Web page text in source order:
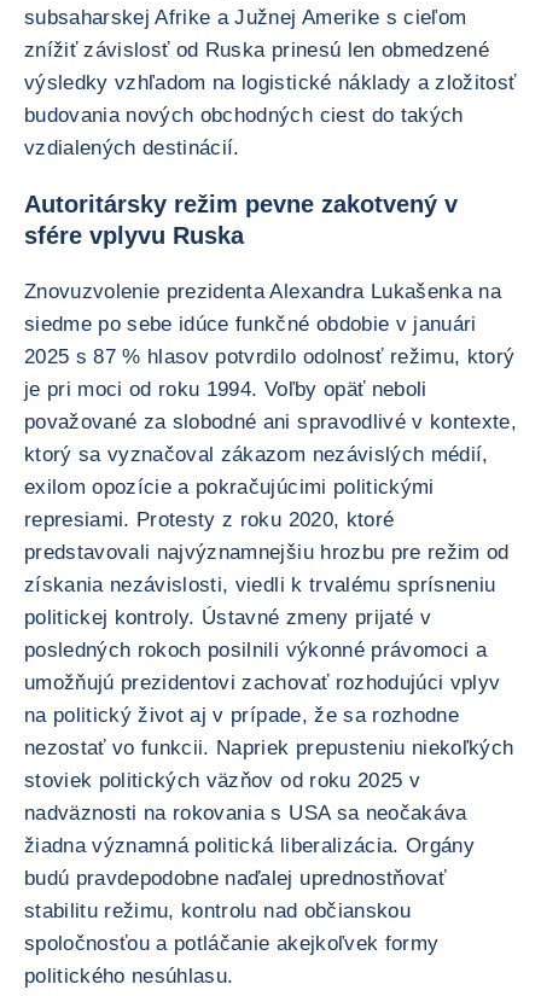
subsaharskej Afrike a Južnej Amerike s cieľom
znížiť závislosť od Ruska prinesú len obmedzené
výsledky vzhľadom na logistické náklady a zložitosť
budovania nových obchodných ciest do takých
vzdialených destinácií.
Autoritársky režim pevne zakotvený v
sfére vplyvu Ruska
Znovuzvolenie prezidenta Alexandra Lukašenka na
siedme po sebe idúce funkčné obdobie v januári
2025 s 87 % hlasov potvrdilo odolnosť režimu, ktorý
je pri moci od roku 1994. Voľby opäť neboli
považované za slobodné ani spravodlivé v kontexte,
ktorý sa vyznačoval zákazom nezávislých médií,
exilom opozície a pokračujúcimi politickými
represiami. Protesty z roku 2020, ktoré
predstavovali najvýznamnejšiu hrozbu pre režim od
získania nezávislosti, viedli k trvalému sprísneniu
politickej kontroly. Ústavné zmeny prijaté v
posledných rokoch posilnili výkonné právomoci a
umožňujú prezidentovi zachovať rozhodujúci vplyv
na politický život aj v prípade, že sa rozhodne
nezostať vo funkcii. Napriek prepusteniu niekoľkých
stoviek politických väzňov od roku 2025 v
nadväznosti na rokovania s USA sa neočakáva
žiadna významná politická liberalizácia. Orgány
budú pravdepodobne naďalej uprednostňovať
stabilitu režimu, kontrolu nad občianskou
spoločnosťou a potláčanie akejkoľvek formy
politického nesúhlasu.